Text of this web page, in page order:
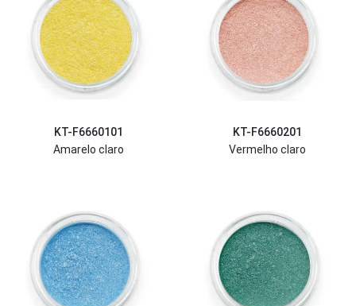
KT-F6660101
Amarelo claro
KT-F6660201
Vermelho claro